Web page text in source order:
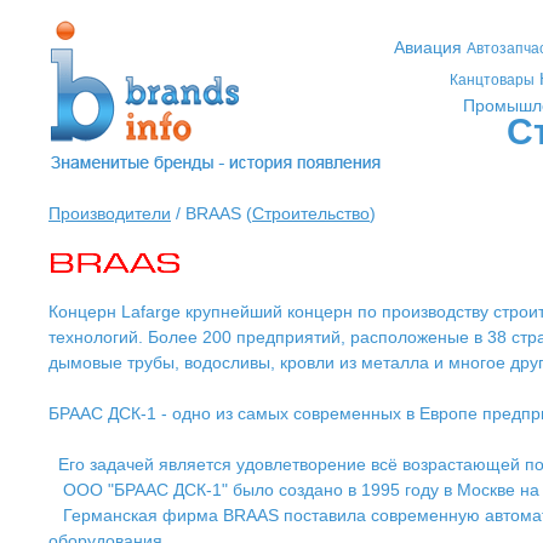
Авиация
Канцтовары
Производители / BRAAS (Строительство)
Концерн Lafarge крупнейший концерн по производству
технологий. Более 200 предприятий, расположеные в 38
дымовые трубы, водосливы, кровли из металла и многое
БРААС ДСК-1 - одно из самых современных в Европе
Его задачей является удовлетворение всё возрастающей
ООО "БРААС ДСК-1" было создано в 1995 году в Москве на
Германская фирма BRAAS поставила современную